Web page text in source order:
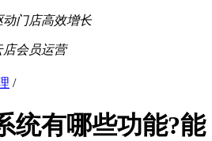
动门店高效增长
店会员运营
/
统有哪些功能?能